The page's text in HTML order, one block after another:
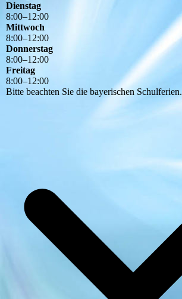
Dienstag
8:00–12:00
Mittwoch
8:00–12:00
Donnerstag
8:00–12:00
Freitag
8:00–12:00
Bitte beachten Sie die bayerischen Schulferien.